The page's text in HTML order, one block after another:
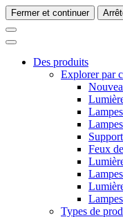
Fermer et continuer
Des produits
Explorer par
Feux
Types de